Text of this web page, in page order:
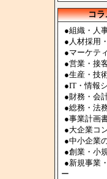
コラ
●組織・人
●人材採用
●マーケテ
●営業・接
●生産・技
●IT・情報
●財務・会
●総務・法
●事業計画
●大企業コ
●中小企業
●創業・小
●新規事業
ー